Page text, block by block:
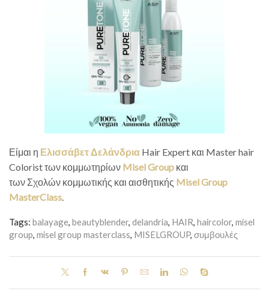
Είμαι η Ελισσάβετ Δελάνδρια Hair Expert και Master hair
Colorist των κομμωτηρίων Misel Group και
των Σχολών κομμωτικής και αισθητικής Misel Group
MasterClass.
Tags: balayage, beautyblender, delandria, HAIR, haircolor, misel
group, misel group masterclass, MISELGROUP, συμβουλές